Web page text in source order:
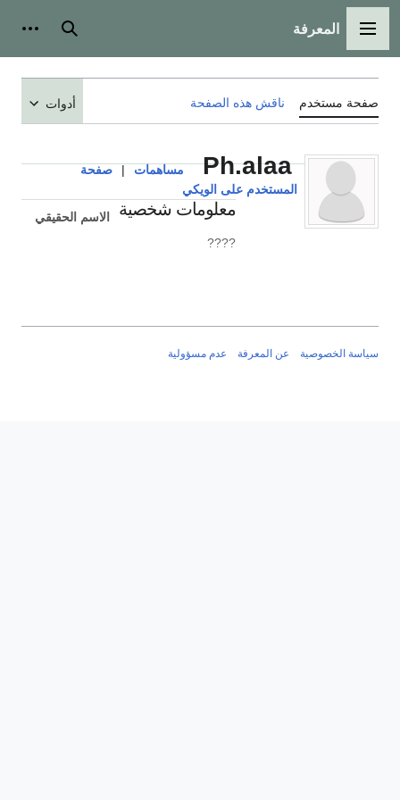
القائمة الرئيسية
المعرفة بحث
صفحة مستخدم ناقش هذه الصفحة أدوات
Ph.alaa مساهمات |
صفحة
المستخدم على الويكي
معلومات شخصية
الاسم الحقيقي
????
سياسة الخصوصية عن المعرفة عدم مسؤولية